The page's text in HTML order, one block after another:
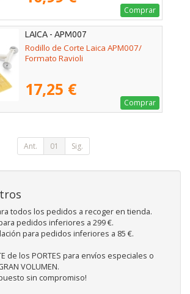
Comprar
LAICA - APM007
Rodillo de Corte Laica APM007/
Formato Ravioli
17,25 €
Comprar
Ant. 01 Sig.
todos los pedidos a recoger en tienda.
pedidos inferiores a 299 €.
para pedidos inferiores a 85 €.
de los PORTES para envíos especiales o
VOLUMEN.
sin compromiso!